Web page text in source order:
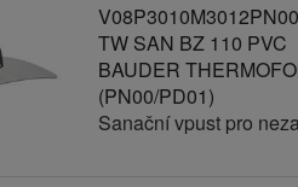
TW SAN BZ 110 PVC
BAUDER
(PN00/PD01)
Sanační vpust pro